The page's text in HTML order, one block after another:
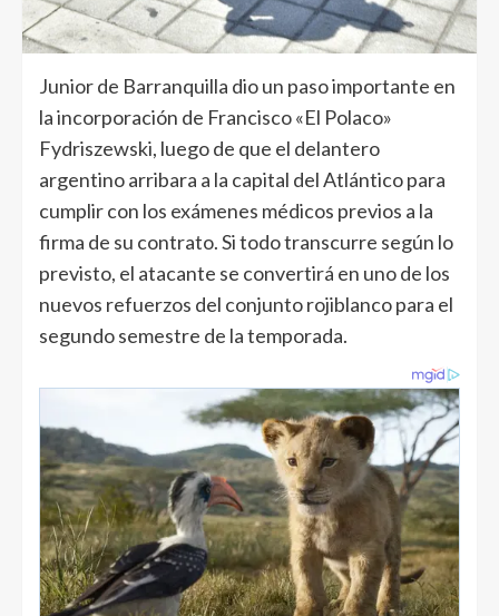
Junior de Barranquilla dio un paso importante en
la incorporación de Francisco «El Polaco»
Fydriszewski, luego de que el delantero
argentino arribara a la capital del Atlántico para
cumplir con los exámenes médicos previos a la
firma de su contrato. Si todo transcurre según lo
previsto, el atacante se convertirá en uno de los
nuevos refuerzos del conjunto rojiblanco para el
segundo semestre de la temporada.